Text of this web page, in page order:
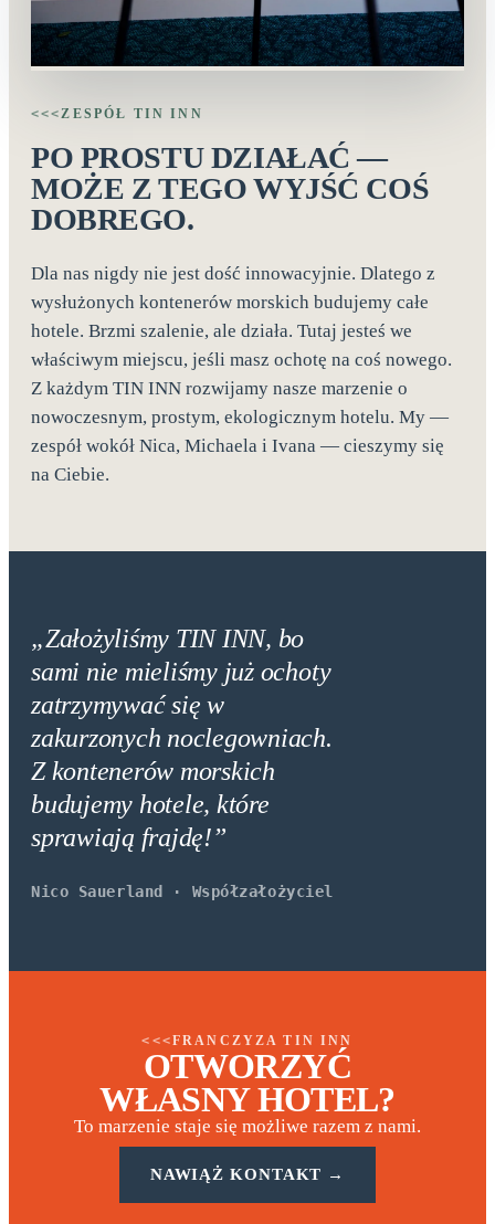
<<<ZESPÓŁ TIN INN
PO PROSTU DZIAŁAĆ —
MOŻE Z TEGO WYJŚĆ COŚ
DOBREGO.
Dla nas nigdy nie jest dość innowacyjnie. Dlatego z
wysłużonych kontenerów morskich budujemy całe
hotele. Brzmi szalenie, ale działa. Tutaj jesteś we
właściwym miejscu, jeśli masz ochotę na coś nowego.
Z każdym TIN INN rozwijamy nasze marzenie o
nowoczesnym, prostym, ekologicznym hotelu. My —
zespół wokół Nica, Michaela i Ivana — cieszymy się
na Ciebie.
„Założyliśmy TIN INN, bo
sami nie mieliśmy już ochoty
zatrzymywać się w
zakurzonych noclegowniach.
Z kontenerów morskich
budujemy hotele, które
sprawiają frajdę!”
Nico Sauerland · Współzałożyciel
<<<FRANCZYZA TIN INN
OTWORZYĆ
WŁASNY HOTEL?
To marzenie staje się możliwe razem z nami.
NAWIĄŻ KONTAKT →